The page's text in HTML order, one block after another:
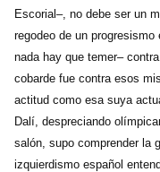
Escorial–, no debe ser un
regodeo de un
nada hay que temer–
cobarde fue contra esos
actitud como esa suya
Dalí, despreciando
salón, supo comprender la
izquierdismo español